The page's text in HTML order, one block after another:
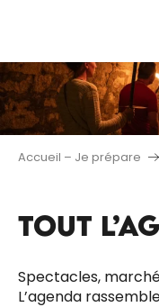
principal
Accueil – Je prépare
TOUT
Spectacles,
L’agenda